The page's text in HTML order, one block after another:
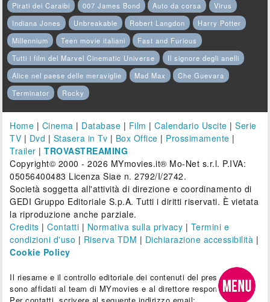
Pirati dei Caraibi
007 James Bond Auto da corsa
Virus
Indiana Jones
Unbreakable Robert Langdon
Harry Potter
Millennium
Teen movie italiani
Fast and Furious
Tutti i film del Marvel Cinematic Universe
Il signore degli anelli
Alice nel paese delle meraviglie
Mad Max
Che Guevara
Terminator
Rocky
Home | Cinema | Database | Film |Calendario Uscite |Serie
TV | Dvd | Stasera in Tv | Box Office | Prossimamente |
Trailer |TROVASTREAMING
Copyright© 2000 - 2026 MYmovies.it® Mo-Net s.r.l. P.IVA:
05056400483 Licenza Siae n. 2792/I/2742.
Società soggetta all'attività di direzione e coordinamento di
GEDI Gruppo Editoriale S.p.A. Tutti i diritti riservati. È vietata
la riproduzione anche parziale.
Credits |Contatti | Normativa sulla privacy | Termini e
condizioni d'uso | Riserva TDM | Dichiarazione accessibilità |
Cookie Policy
Il riesame e il controllo editoriale dei contenuti del presente sito
sono affidati al team di MYmovies e al direttore responsabile.